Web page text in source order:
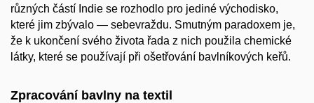
různých částí Indie se rozhodlo pro jediné východisko,
které jim zbývalo — sebevraždu. Smutným paradoxem je,
že k ukončení svého života řada z nich použila chemické
látky, které se používají při ošetřování bavlníkových keřů.
Zpracování bavlny na textil